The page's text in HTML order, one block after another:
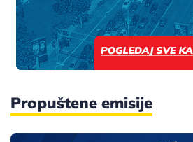
Propuštene emisije